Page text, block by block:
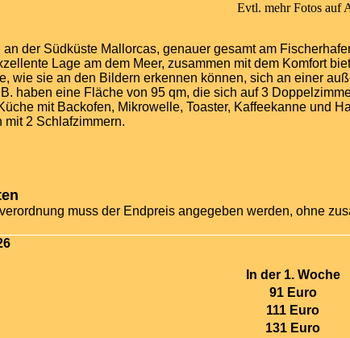
Evtl. mehr Fotos auf
der Südküste Mallorcas, genauer gesamt am
Lage am dem Meer, zusammen mit dem Komfort
wie sie an den Bildern erkennen können, sich an einer
haben eine Fläche von 95 qm, die sich auf 3
mit Backofen, Mikrowelle, Toaster, Kaffeekanne und
mit 2 Schlafzimmern.
muss der Endpreis angegeben werden, ohne
In der 1. Woche
91 Euro
111 Euro
131 Euro